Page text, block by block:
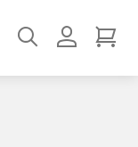
Suchen